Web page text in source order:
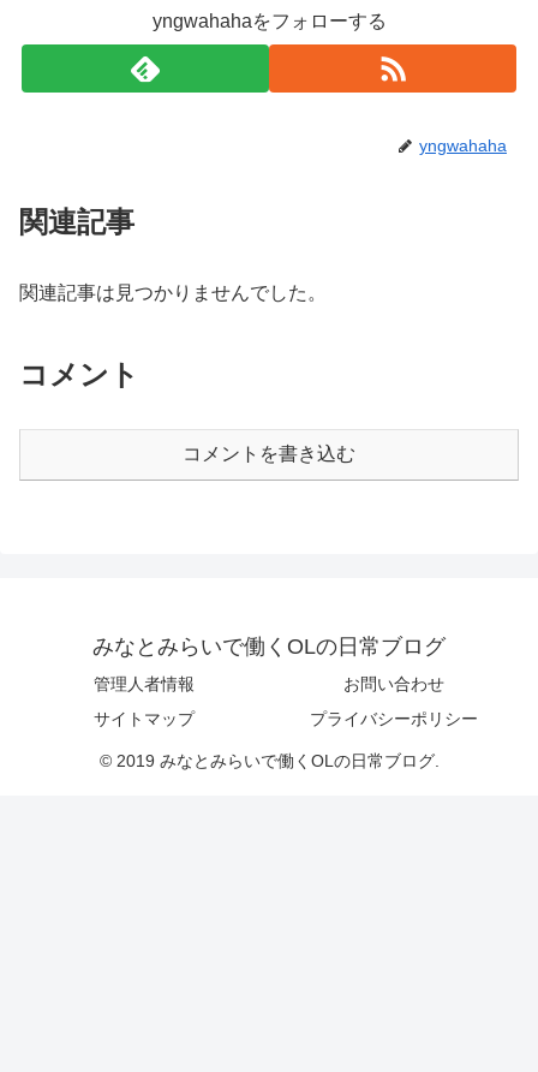
yngwahahaをフォローする
yngwahaha
関連記事
関連記事は見つかりませんでした。
コメント
コメントを書き込む
みなとみらいで働くOLの日常ブログ
管理人者情報
お問い合わせ
サイトマップ
プライバシーポリシー
© 2019 みなとみらいで働くOLの日常ブログ.